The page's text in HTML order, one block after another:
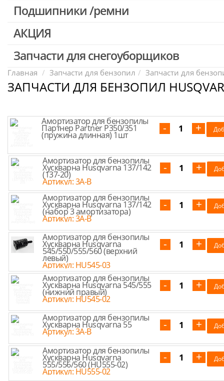
Выключатели, переключатели
Запчасти для перфораторов и отбойных молотков
Запчасти для УШМ (болгарок)
Запчасти для электроинструмента другие
Конденсаторы
Аккумуляторы, зарядные устройства
Щётки, щёточные узлы
Подшипники /ремни
АКЦИЯ
Скидка 50%
Запчасти для снегоуборщиков
Главная Запчасти для бензопил Запчасти для
ЗАПЧАСТИ ДЛЯ БЕНЗОПИЛ
Амортизатор для бензопилы
Партнер Partner P350/351
(пружина длинная) 1шт
Амортизатор для бензопилы
Хускварна Husqvarna 137/142
(137-20)
Артикул: 3A-B
Амортизатор для бензопилы
Хускварна Husqvarna 137/142
(набор 3 амортизатора)
Артикул: 3A-B
Амортизатор для бензопилы
Хускварна Husqvarna
545/550/555/560 (верхний
левый)
Артикул: HU545-03
Амортизатор для бензопилы
Хускварна Husqvarna 545/555
(нижний правый)
Артикул: HU545-02
Амортизатор для бензопилы
Хускварна Husqvarna 55
Артикул: 3A-B
Амортизатор для бензопилы
Хускварна Husqvarna
555/556/560 (HU555-02)
Артикул: HU555-02